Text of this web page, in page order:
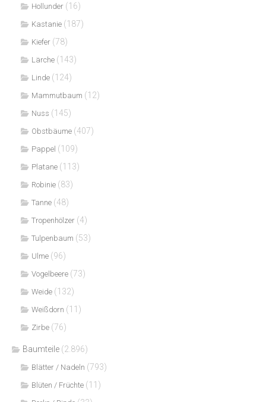
Hollunder (16)
Kastanie (187)
Kiefer (78)
Lärche (143)
Linde (124)
Mammutbaum (12)
Nuss (145)
Obstbäume (407)
Pappel (109)
Platane (113)
Robinie (83)
Tanne (48)
Tropenhölzer (4)
Tulpenbaum (53)
Ulme (96)
Vogelbeere (73)
Weide (132)
Weißdorn (11)
Zirbe (76)
Baumteile (2.896)
Blätter / Nadeln (793)
Blüten / Früchte (11)